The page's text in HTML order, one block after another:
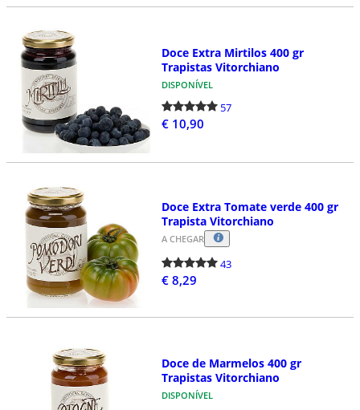
Doce Extra Mirtilos 400 gr
Trapistas Vitorchiano
DISPONÍVEL
57
€ 10,90
Doce Extra Tomate verde 400 gr
Trapista Vitorchiano
A CHEGAR
43
€ 8,29
Doce de Marmelos 400 gr
Trapistas Vitorchiano
DISPONÍVEL